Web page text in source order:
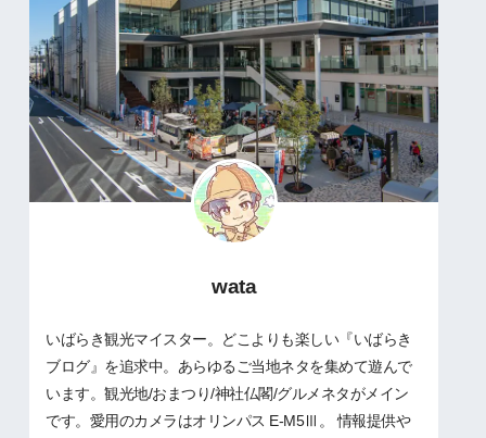
wata
いばらき観光マイスター。どこよりも楽しい『いばらき
ブログ』を追求中。あらゆるご当地ネタを集めて遊んで
います。観光地/おまつり/神社仏閣/グルメネタがメイン
です。愛用のカメラはオリンパス E-M5Ⅲ。 情報提供や